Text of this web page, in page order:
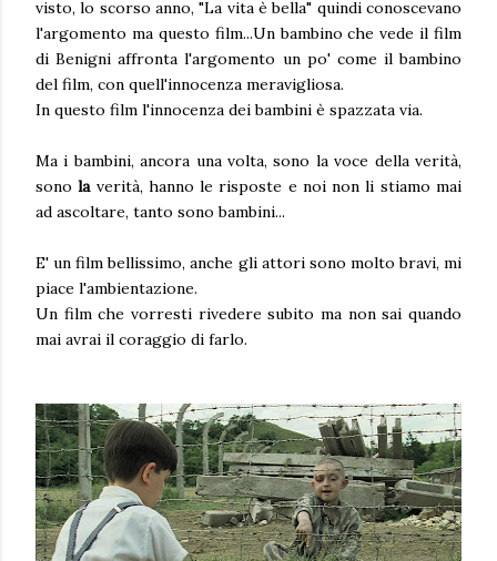
visto, lo scorso anno, "La vita è bella" quindi conoscevano
l'argomento ma questo film...Un bambino che vede il film
di Benigni affronta l'argomento un po' come il bambino
del film, con quell'innocenza meravigliosa.
In questo film l'innocenza dei bambini è spazzata via.
Ma i bambini, ancora una volta, sono la voce della verità,
sonolaverità, hanno le risposte e noi non li stiamo mai
ad ascoltare, tanto sono bambini...
E' un film bellissimo, anche gli attori sono molto bravi, mi
piace l'ambientazione.
Un film che vorresti rivedere subito ma non sai quando
mai avrai il coraggio di farlo.